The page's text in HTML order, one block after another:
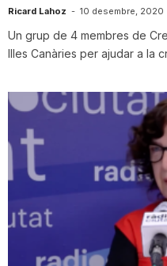
Ricard Lahoz - 10 desembre, 2020
Un grup de 4 membres de
Illes Canàries per ajudar a la